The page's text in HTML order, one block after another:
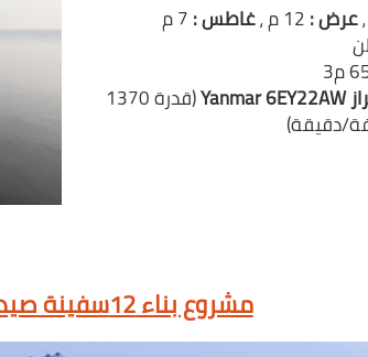
عرض :12 م ، غاطس :7 م
م3
Yanmar 6EY22AW (قدرة 1370
مشروع بناء 12سفينة صيد أعالي بحار